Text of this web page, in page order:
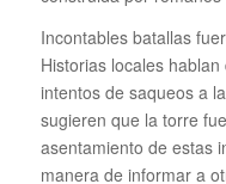
Incontables batallas
Historias locales
intentos de saqueos a
sugieren que la torre
asentamiento de estas
manera de informar a